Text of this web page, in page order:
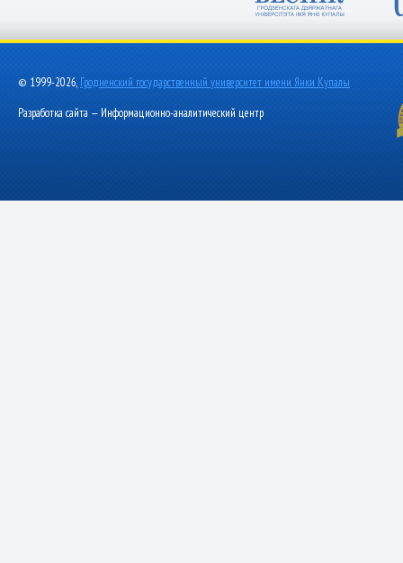
© 1999-2026, Гродненский государственный университет имени Янки Купалы
Разработка сайта — Информационно-аналитический центр